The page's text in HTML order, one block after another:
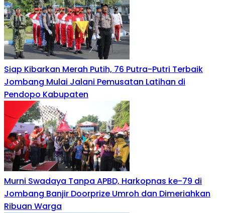
Siap Kibarkan Merah Putih, 76 Putra-Putri Terbaik
Jombang Mulai Jalani Pemusatan Latihan di
Pendopo Kabupaten
Murni Swadaya Tanpa APBD, Harkopnas ke-79 di
Jombang Banjir Doorprize Umroh dan Dimeriahkan
Ribuan Warga